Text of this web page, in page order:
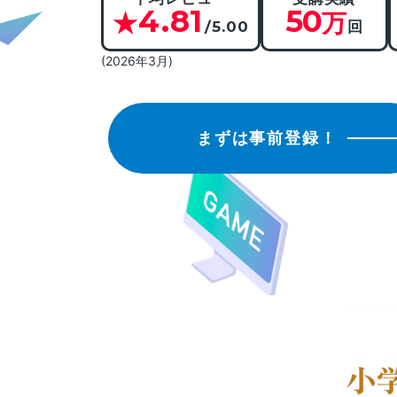
★4.81 /5.00 50万 回
(2026年3月)
まずは事前登録！